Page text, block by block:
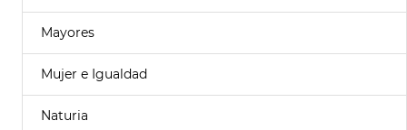
Mayores
Mujer e Igualdad
Naturia